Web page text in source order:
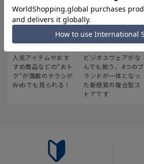
最新のお買い得情報
人気アイテムやおす
すめ商品などの“おト
ク“が満載のチラシが
Webでも見られる！
スーツスクエア
ビジネスウェアがな
んでも揃う、4つのブ
ランドが一体となっ
た新感覚の複合型ス
トアです